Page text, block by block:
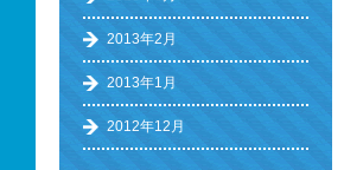
2013年2月
2013年1月
2012年12月